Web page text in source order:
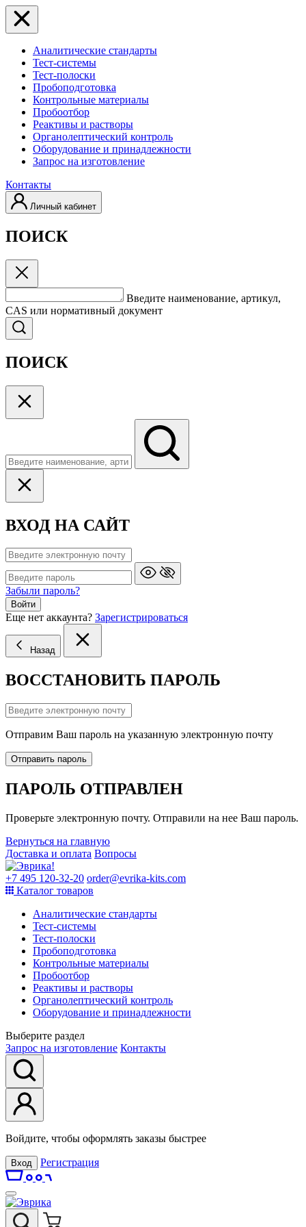
Аналитические стандарты
Тест-системы
Тест-полоски
Пробоподготовка
Контрольные материалы
Пробоотбор
Реактивы и растворы
Органолептический контроль
Оборудование и принадлежности
Запрос на изготовление
Контакты
Личный кабинет
ПОИСК
Введите наименование, артикул,
CAS или нормативный документ
ПОИСК
ВХОД НА САЙТ
Забыли пароль?
Войти
Еще нет аккаунта? Зарегистрироваться
Назад
ВОССТАНОВИТЬ ПАРОЛЬ
Отправим Ваш пароль на указанную электронную почту
Отправить пароль
ПАРОЛЬ ОТПРАВЛЕН
Проверьте электронную почту. Отправили на нее Ваш пароль.
Вернуться на главную
Доставка и оплата Вопросы
+7 495 120-32-20 order@evrika-kits.com
Каталог товаров
Аналитические стандарты
Тест-системы
Тест-полоски
Пробоподготовка
Контрольные материалы
Пробоотбор
Реактивы и растворы
Органолептический контроль
Оборудование и принадлежности
Выберите раздел
Запрос на изготовление Контакты
Войдите, чтобы оформлять заказы быстрее
Вход Регистрация